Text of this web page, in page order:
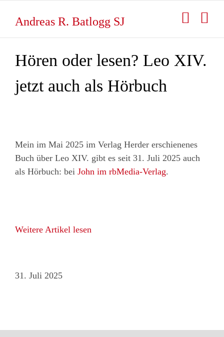
InhaltAndreas R. Batlogg SJ
Hören oder lesen? Leo XIV.
jetzt auch als Hörbuch
Mein im Mai 2025 im Verlag Herder erschienenes
Buch über Leo XIV. gibt es seit 31. Juli 2025 auch
als Hörbuch: bei John im rbMedia-Verlag.
Weitere Artikel lesen
31. Juli 2025